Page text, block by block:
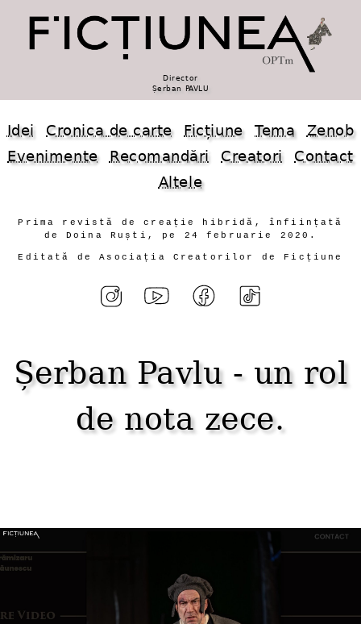
Director
Șerban PAVLU
Idei Cronica de carte Ficțiune Tema
Zenob
Evenimente
Recomandări Creatori
Contact
Altele
Prima revistă de creație hibridă, înființată
de Doina Ruști, pe 24 februarie 2020.
Editată de Asociația Creatorilor de Ficțiune
Șerban Pavlu - un rol
de nota zece.